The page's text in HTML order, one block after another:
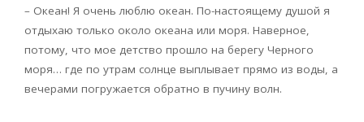
– Океан! Я очень люблю океан. По-настоящему душой я
отдыхаю только около океана или моря. Наверное,
потому, что мое детство прошло на берегу Черного
моря… где по утрам солнце выплывает прямо из воды, а
вечерами погружается обратно в пучину волн.